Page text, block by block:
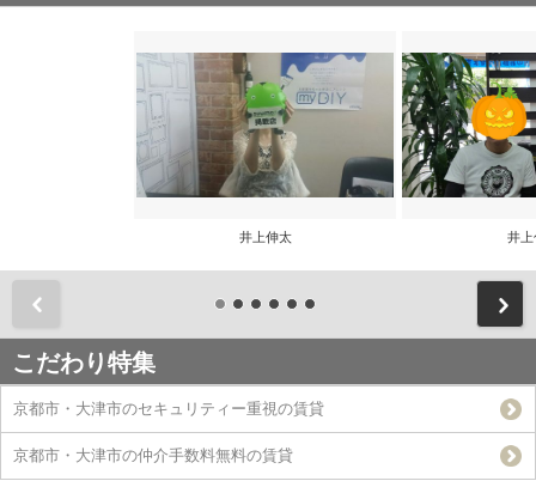
井上伸太 井上
こだわり特集
京都市・大津市のセキュリティー重視の賃貸
京都市・大津市の仲介手数料無料の賃貸